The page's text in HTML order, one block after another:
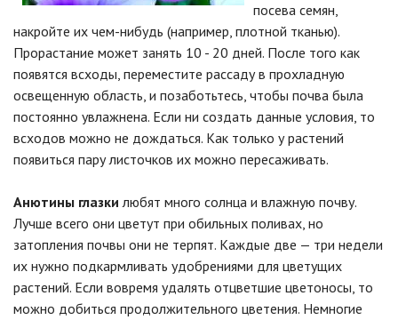
посева семян,
накройте их чем-нибудь (например, плотной тканью).
Прорастание может занять 10 - 20 дней. После того как
появятся всходы, переместите рассаду в прохладную
освещенную область, и позаботьтесь, чтобы почва была
постоянно увлажнена. Если ни создать данные условия, то
всходов можно не дождаться. Как только у растений
появиться пару листочков их можно пересаживать.
Анютины глазки любят много солнца и влажную почву.
Лучше всего они цветут при обильных поливах, но
затопления почвы они не терпят. Каждые две — три недели
их нужно подкармливать удобрениями для цветущих
растений. Если вовремя удалять отцветшие цветоносы, то
можно добиться продолжительного цветения. Немногие